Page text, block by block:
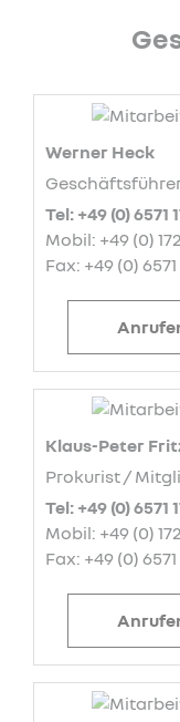
Werner Heck
Tel: +49 (0) 6571
Mobil: +49 (0)
Fax: +49 (0) 6571
Klaus-Peter
Prokurist /
Tel: +49 (0) 6571
Mobil: +49 (0)
Fax: +49 (0) 6571